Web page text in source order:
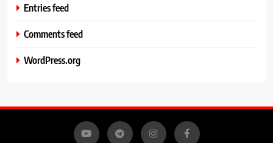
Entries feed
Comments feed
WordPress.org